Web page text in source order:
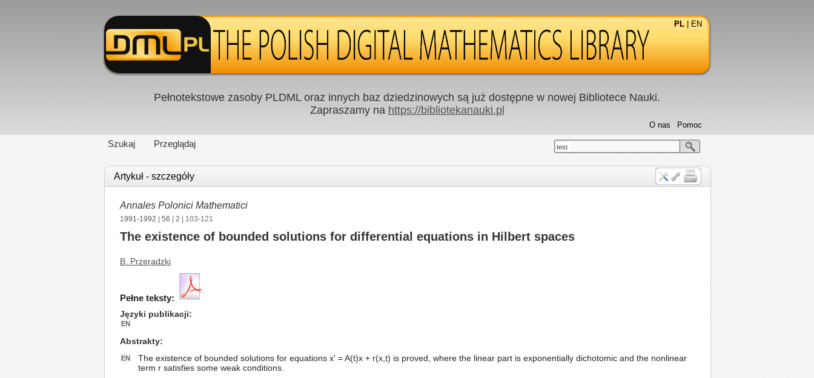
PL EN
Pełnotekstowe zasoby PLDML oraz innych baz dziedzinowych są już dostępne w nowej Bibliotece Nauki.
Zapraszamy na https://bibliotekanauki.pl
Szukaj Przeglądaj
Pomoc
O nas
test
Artykuł - szczegóły
Annales Polonici Mathematici
1991-1992 56 2 | 103-121
The existence of bounded solutions for differential equations in Hilbert spaces
B. Przeradzki
Pełne teksty:
Języki publikacji
EN
Abstrakty
EN
The existence of bounded solutions for equations x' = A(t)x + r(x,t) is proved, where the linear part is exponentially dichotomic and the nonlinear
term r satisfies some weak conditions.